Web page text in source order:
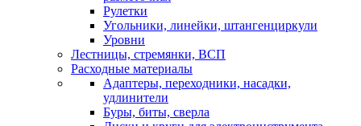
Рулетки
Угольники, линейки, штангенциркули
Уровни
Лестницы, стремянки, ВСП
Расходные материалы
Адаптеры, переходники, насадки,
удлинители
Буры, биты, сверла